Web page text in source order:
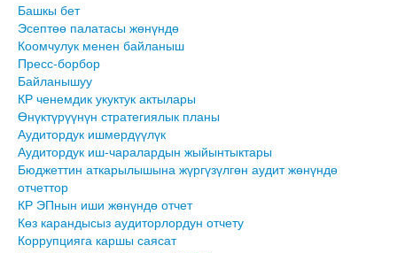
Башкы бет
Эсептөө палатасы жөнүндө
Коомчулук менен байланыш
Пресс-борбор
Байланышуу
КР ченемдик укуктук актылары
Өнүктүрүүнүн стратегиялык планы
Аудитордук ишмердүүлүк
Аудитордук иш-чаралардын жыйынтыктары
Бюджеттин аткарылышына жүргүзүлгөн аудит жөнүндө
отчеттор
КР ЭПнын иши жөнүндө отчет
Көз карандысыз аудиторлордун отчету
Коррупцияга каршы саясат